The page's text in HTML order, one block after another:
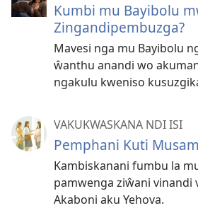
Kumbi mu Bayibolu
Zingandipembuzga?
Mavesi nga mu Bayibolu
ŵanthu anandi wo
ngakulu kweniso
VAKUKWASKANA NDI ISI
Pemphani Kuti
Kambiskanani fumbu la
pamwenga ziŵani vinandi
Akaboni aku Yehova.